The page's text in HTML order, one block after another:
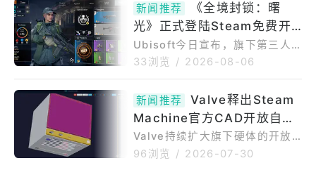
新闻推荐
《全境封锁：曙
光》正式登陆Steam免费开
打！支援跨平台连线与进度
Ubisoft今日宣布，旗下第三人
称角色扮演射击游戏《全境封
于今年3月底率先登上手机游戏
平台，强调针对手机游戏环境进
行最佳化的操作系统，后来研发
团队于4月底透过UbisoftConn
ect应用程式推出PC版抢先体
33浏览 / 2026-08-06
新闻推荐
Valve释出Steam
Machine官方CAD开放自制
外壳配件 年底前候补有望拿
购买资格
Valve持续扩大旗下硬体的开放
性，SteamHardware官方部落
96浏览 / 2026-07-30